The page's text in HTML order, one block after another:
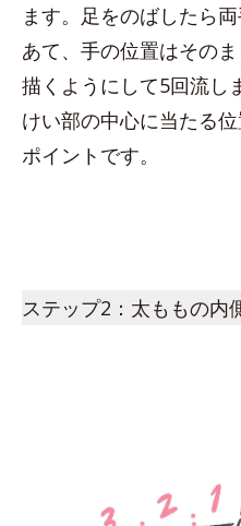
ます。足をのばしたら
あて、手の位置はその
描くようにして5回流し
けい部の中心に当たる
ポイントです。
ステップ2：太ももの内